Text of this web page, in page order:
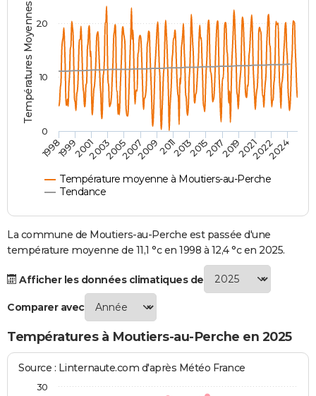
Destinations
City break
Voyage nature
Voyage de noces
Forum
Climat
PHOTO
GUIDES D'ACHAT
BONS PLANS
CARTE DE VOEUX
Carte de Noël
Carte Bonne année
Carte Saint-Valentin
Carte Pâques
Carte d'anniversaire
DICTIONNAIRE
Dictionnaire
Biographies
Citations
Expressions
Proverbes
PROGRAMME TV
COPAINS D'AVANT
S'inscrire
Se connecter
Lycées
Collèges
Primaires
Universités
Entreprises
Service militaire
Avis de recherche
AVIS DE DÉCÈS
FORUM
Températures Moyennes ( °C )
Température moyenne à Moutiers-au-Perche
Tendance
199819992001200320052007200920112013201520172019202120222024
0
10
20
La commune de Moutiers-au-Perche est passée d'une
température moyenne de 11,1 °c en 1998 à 12,4 °c en 2025.
Afficher les données climatiques de
Comparer avec
Températures à Moutiers-au-Perche en 2025
Source : Linternaute.com d'après Météo France
30